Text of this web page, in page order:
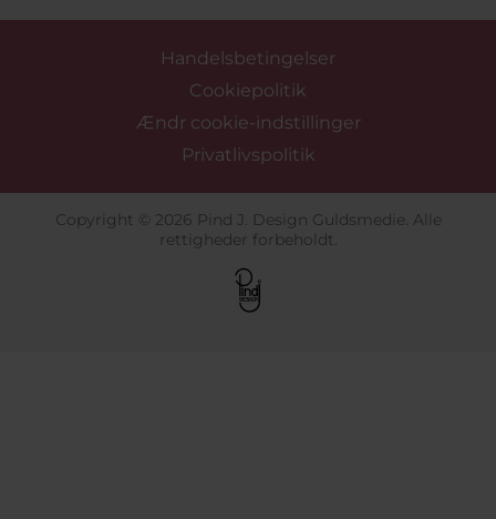
Handelsbetingelser
Cookiepolitik
Ændr cookie-indstillinger
Privatlivspolitik
Copyright © 2026 Pind J. Design Guldsmedie. Alle
rettigheder forbeholdt.